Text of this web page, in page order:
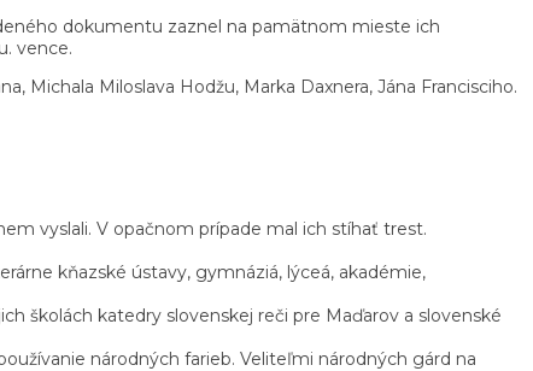
dokumentu zaznel na pamätnom mieste ich
vence.
Michala Miloslava Hodžu, Marka Daxnera, Jána Francisciho.
vyslali. V opačnom prípade mal ich stíhať trest.
kňazské ústavy, gymnáziá, lýceá, akadémie,
školách katedry slovenskej reči pre Maďarov a slovenské
národných farieb. Veliteľmi národných gárd na